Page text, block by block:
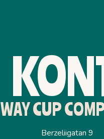
WAY CUP
Berzeliigatan 9